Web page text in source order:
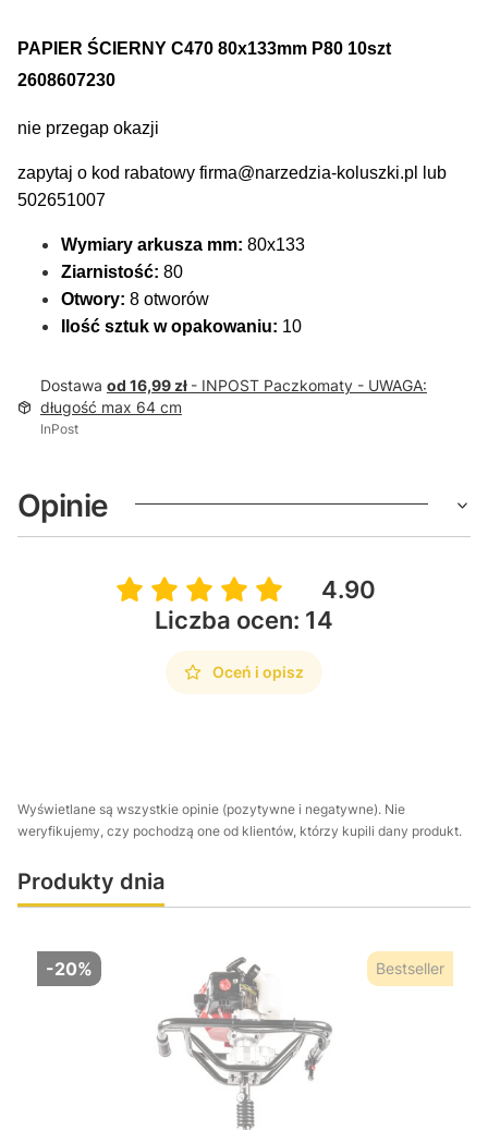
PAPIER ŚCIERNY C470 80x133mm P80 10szt
2608607230
nie przegap okazji
zapytaj o kod rabatowy firma@narzedzia-koluszki.pl lub
502651007
Wymiary arkusza mm: 80x133
Ziarnistość: 80
Otwory: 8 otworów
Ilość sztuk w opakowaniu: 10
Dostawa od 16,99 zł - INPOST Paczkomaty - UWAGA:
długość max 64 cm
InPost
Opinie
4.90
Liczba ocen: 14
Oceń i opisz
Wyświetlane są wszystkie opinie (pozytywne i negatywne). Nie
weryfikujemy, czy pochodzą one od klientów, którzy kupili dany produkt.
Produkty dnia
-20% Bestseller